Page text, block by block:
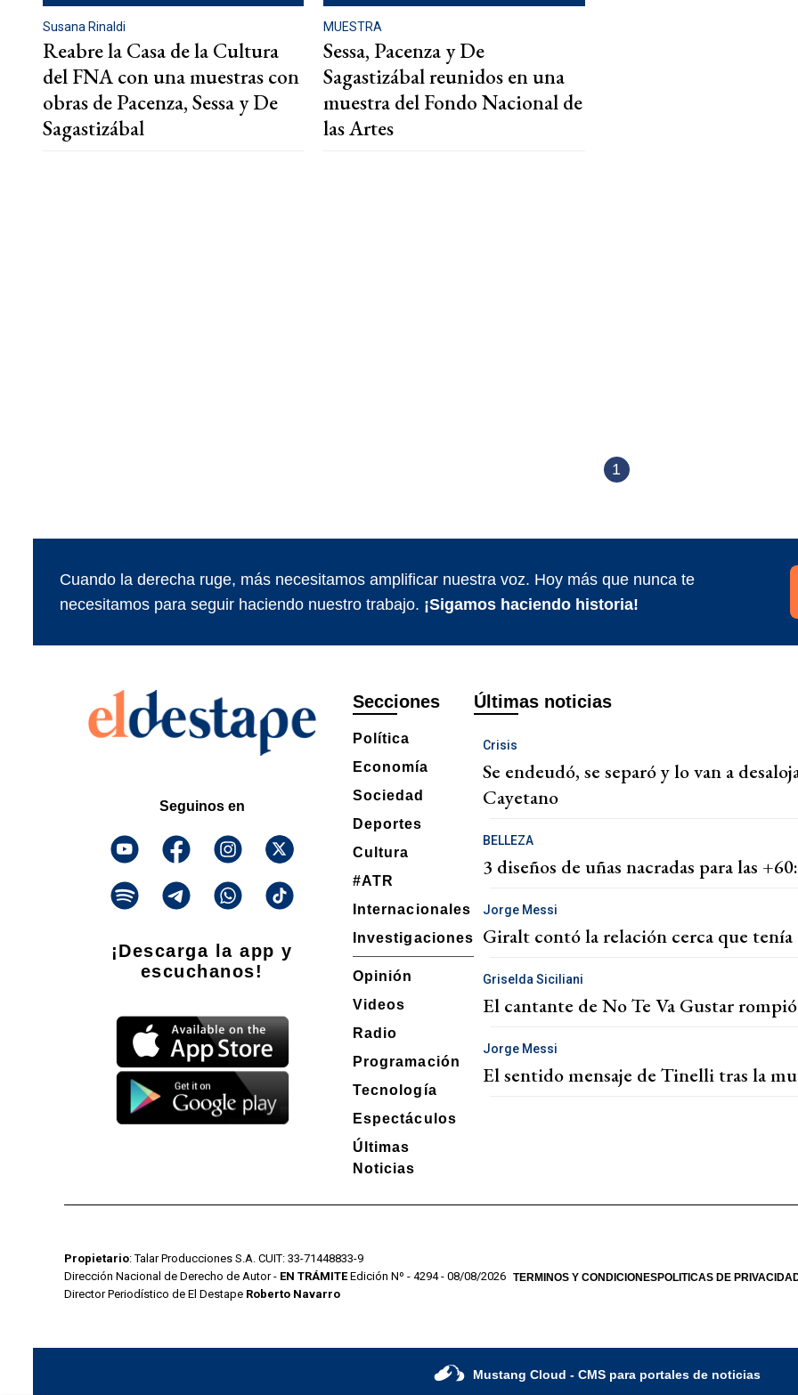
Susana Rinaldi
Reabre la Casa de la Cultura
del FNA con una muestras con
obras de Pacenza, Sessa y De
Sagastizábal
MUESTRA
Sessa, Pacenza y De
Sagastizábal reunidos en una
muestra del Fondo Nacional de
las Artes
1
Cuando la derecha ruge, más necesitamos amplificar nuestra voz. Hoy más que nunca te
necesitamos para seguir haciendo nuestro trabajo. ¡Sigamos haciendo historia!
Seguinos en
¡Descarga la app y
escuchanos!
Secciones
Política
Economía
Sociedad
Deportes
Cultura
#ATR
Internacionales
Investigaciones
Opinión
Videos
Radio
Programación
Tecnología
Espectáculos
Últimas
Noticias
Últimas noticias
Crisis
Se endeudó, se separó y lo van a
Cayetano
BELLEZA
3 diseños de uñas nacradas para las
Jorge Messi
Giralt contó la relación cerca que
Griselda Siciliani
El cantante de No Te Va Gustar
Jorge Messi
El sentido mensaje de Tinelli tras la
Propietario: Talar Producciones S.A. CUIT: 33-71448833-9
Dirección Nacional de Derecho de Autor - EN TRÁMITE Edición Nº - 4294 - 08/08/2026
Director Periodístico de El Destape Roberto Navarro
TERMINOS Y CONDICIONESPOLITICAS DE
Mustang Cloud - CMS para portales de noticias